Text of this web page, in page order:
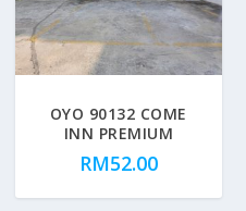
OYO 90132 COME
INN PREMIUM
RM52.00